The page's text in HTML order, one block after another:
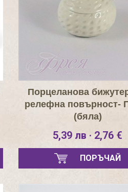
Порцеланова
релефна повърност-
(бяла)
5,39 лв · 2,76 €
ПОРЪЧАЙ